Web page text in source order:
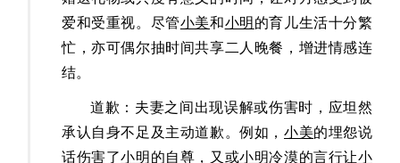
爱和受重视。尽管小美和小明 的育儿生活十分繁
忙，亦可偶尔抽时间共享二人晚餐，增进情感连
结。
道歉：夫妻之间 出现误解或伤害时，应坦然
承认自身不足及主动道歉 。例如，小美的埋怨说
话伤害了小明 的自尊，又或小明冷漠的言行让小